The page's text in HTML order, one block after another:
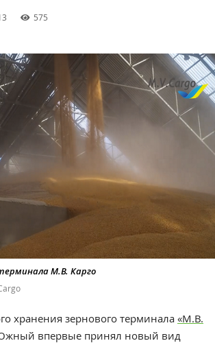
575
М.В. Карго
хранения зернового терминала «М.В.
впервые принял новый вид